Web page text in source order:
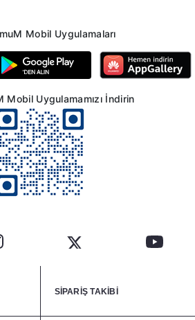
Mobil Uygulamaları
Mobil Uygulamamızı İndirin
SİPARİŞ TAKİBİ